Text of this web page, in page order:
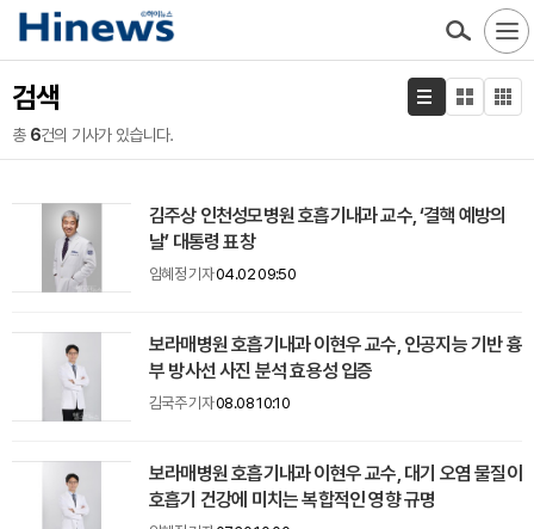
검색
총 6건의 기사가 있습니다.
김주상 인천성모병원 호흡기내과 교수, ‘결핵 예방의
날’ 대통령 표창
임혜정 기자04.02 09:50
보라매병원 호흡기내과 이현우 교수, 인공지능 기반 흉
부 방사선 사진 분석 효용성 입증
김국주 기자08.08 10:10
보라매병원 호흡기내과 이현우 교수, 대기 오염 물질이
호흡기 건강에 미치는 복합적인 영향 규명